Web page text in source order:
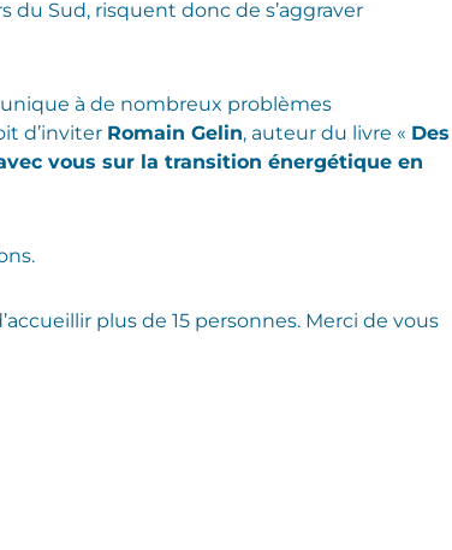
Sud, risquent donc de s’aggraver
à de nombreux problèmes
d’inviter Romain Gelin, auteur du livre « Des
vous sur la transition énergétique en
plus de 15 personnes. Merci de vous